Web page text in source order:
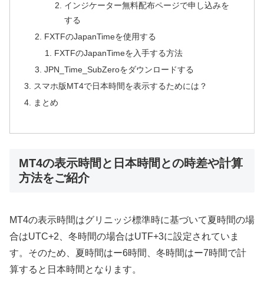
インジケーター無料配布ページで申し込みを
する
FXTFのJapanTimeを使用する
FXTFのJapanTimeを入手する方法
JPN_Time_SubZeroをダウンロードする
スマホ版MT4で日本時間を表示するためには？
まとめ
MT4の表示時間と日本時間との時差や計算
方法をご紹介
MT4の表示時間はグリニッジ標準時に基づいて夏時間の場
合はUTC+2 、冬時間の場合はUTF+3に設定されていま
す。そのため、夏時間はー6時間、冬時間はー7時間で計
算すると日本時間となります。